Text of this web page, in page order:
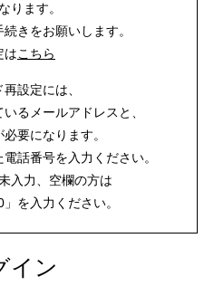
ります。
きをお願いします。
はこちら
設定には、
るメールアドレスと、
必要になります。
話番号を入力ください。
入力、空欄の方は
を入力ください。
イン